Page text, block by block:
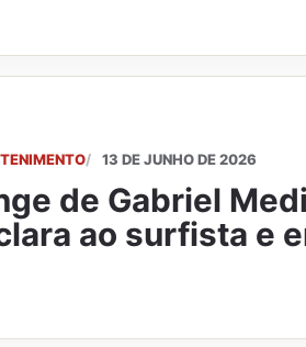
13 DE JUNHO DE 2026
de Gabriel
ao surfista e